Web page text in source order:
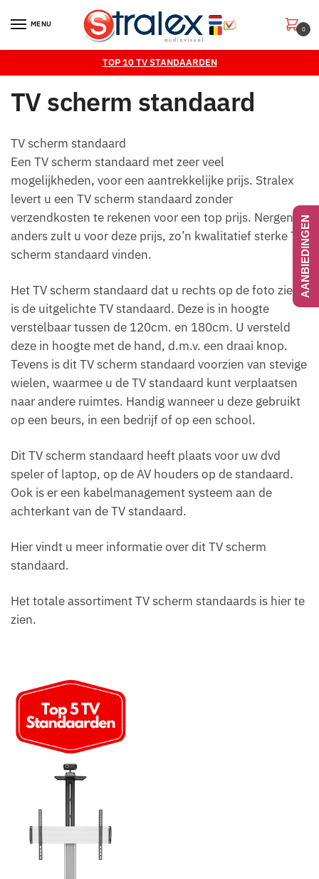
MENU
0
TOP 10 TV STANDAARDEN
TV scherm standaard
TV scherm standaard
Een TV scherm standaard met zeer veel
mogelijkheden, voor een aantrekkelijke prijs. Stralex
levert u een TV scherm standaard zonder
verzendkosten te rekenen voor een top prijs. Nergens
anders zult u voor deze prijs, zo’n kwalitatief sterke TV
scherm standaard vinden.
Het TV scherm standaard dat u rechts op de foto ziet,
is de uitgelichte TV standaard. Deze is in hoogte
verstelbaar tussen de 120cm. en 180cm. U versteld
deze in hoogte met de hand, d.m.v. een draai knop.
Tevens is dit TV scherm standaard voorzien van stevige
wielen, waarmee u de TV standaard kunt verplaatsen
naar andere ruimtes. Handig wanneer u deze gebruikt
op een beurs, in een bedrijf of op een school.
Dit TV scherm standaard heeft plaats voor uw dvd
speler of laptop, op de AV houders op de standaard.
Ook is er een kabelmanagement systeem aan de
achterkant van de TV standaard.
Hier vindt u meer informatie over dit TV scherm
standaard.
Het totale assortiment TV scherm standaards is hier te
zien.
AANBIEDINGEN